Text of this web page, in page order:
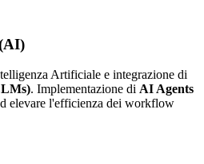
Artificiale e integrazione di
. Implementazione di AI Agents
elevare l'efficienza dei workflow